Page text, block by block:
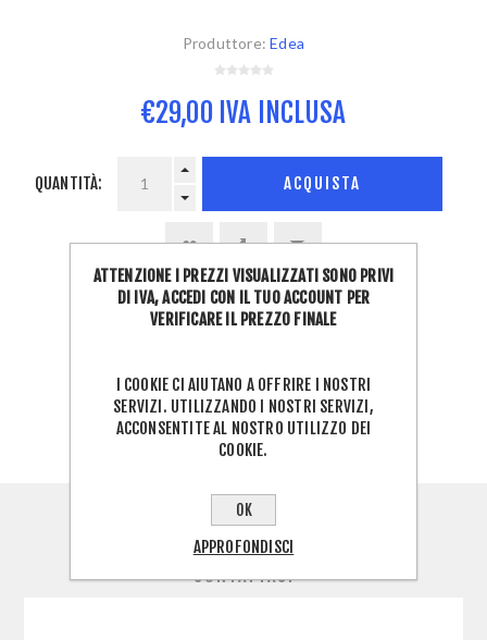
Produttore: Edea
€29,00 IVA INCLUSA
QUANTITÀ: ACQUISTA
SHARE:
SELEZIONA L'INDIRIZZO A CUI VUOI SPEDIRE
REVIEWS
CONTATTACI
ATTENZIONE I PREZZI VISUALIZZATI SONO PRIVI
DI IVA, ACCEDI CON IL TUO ACCOUNT PER
VERIFICARE IL PREZZO FINALE
I COOKIE CI AIUTANO A OFFRIRE I NOSTRI
SERVIZI. UTILIZZANDO I NOSTRI SERVIZI,
ACCONSENTITE AL NOSTRO UTILIZZO DEI
COOKIE.
OK
APPROFONDISCI